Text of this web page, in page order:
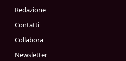
Redazione
Contatti
Collabora
Newsletter